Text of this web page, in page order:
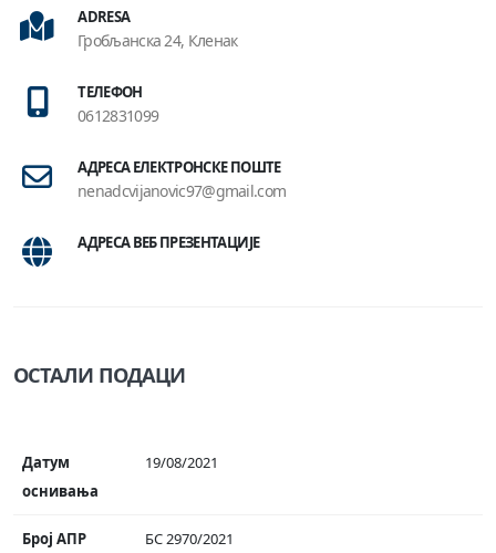
ADRESA
Гробљанска 24, Кленак
ТЕЛЕФОН
0612831099
АДРЕСА ЕЛЕКТРОНСКЕ ПОШТЕ
nenadcvijanovic97@gmail.com
АДРЕСА ВЕБ ПРЕЗЕНТАЦИЈЕ
ОСТАЛИ ПОДАЦИ
Датум
оснивања
19/08/2021
Број АПР БС 2970/2021